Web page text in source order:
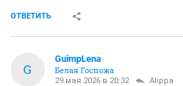
ОТВЕТИТЬ
G
GuimpLena
Белая Госпожа
29 мая 2026 в 20:32 Alippa